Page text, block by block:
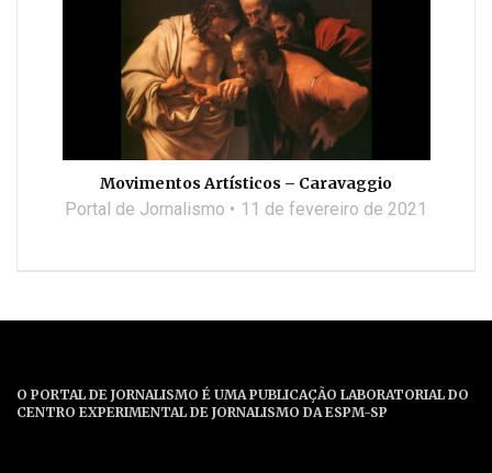
Movimentos Artísticos – Caravaggio
Portal de Jornalismo 11 de fevereiro de 2021
O PORTAL DE JORNALISMO É UMA PUBLICAÇÃO LABORATORIAL DO
CENTRO EXPERIMENTAL DE JORNALISMO DA ESPM-SP